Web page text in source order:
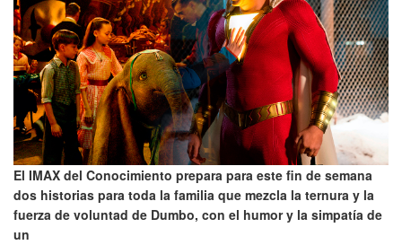
El IMAX del Conocimiento prepara para este fin de semana
dos historias para toda la familia que mezcla la ternura y la
fuerza de voluntad de Dumbo, con el humor y la simpatía de
un